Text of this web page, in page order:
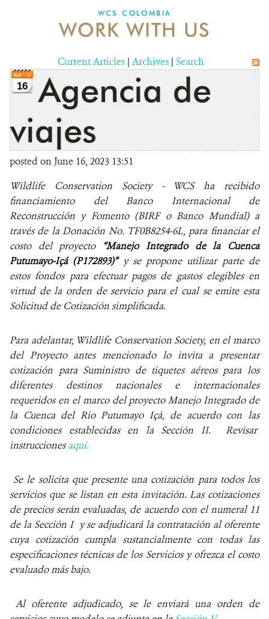
NEWS
PUBLICATIONS
ANNUAL REPORT WCS COLOMBIA
MEDIA COVERAGE
GRIEVANCE REDRESS MECHANISM
DONATE
WCS COLOMBIA
WORK WITH US
Current Articles | Archives | Search
16
Agencia de
viajes
posted on June 16, 2023 13:51
Wildlife Conservation Society - WCS ha recibido
financiamiento del Banco Internacional de
Reconstrucción y Fomento (BIRF o Banco Mundial) a
través de la Donación No. TF0B8254-6L, para financiar el
costo del proyecto
“Manejo Integrado de la Cuenca
Putumayo-Içá (P172893)”y se propone utilizar parte de
estos fondos para efectuar pagos de gastos elegibles en
virtud de la orden de servicio para el cual se emite esta
Solicitud de Cotización simplificada.
Para adelantar, Wildlife Conservation Society, en el marco
del Proyecto antes mencionado lo invita a presentar
cotización para Suministro de tiquetes aéreos para los
diferentes destinos nacionales e internacionales
requeridos en el marco del proyecto Manejo Integrado de
la Cuenca del Rio Putumayo Içá, de acuerdo con las
condiciones establecidas en la Sección II. Revisar
instruccionesaquí.
Se le solicita que presente una cotización para todos los
servicios que se listan en esta invitación. Las cotizaciones
de precios serán evaluadas, de acuerdo con el numeral 11
de la Sección I y se adjudicará la contratación al oferente
cuya cotización cumpla sustancialmente con todas las
especificaciones técnicas de los Servicios y ofrezca el costo
evaluado más bajo.
Al oferente adjudicado, se le enviará una orden de